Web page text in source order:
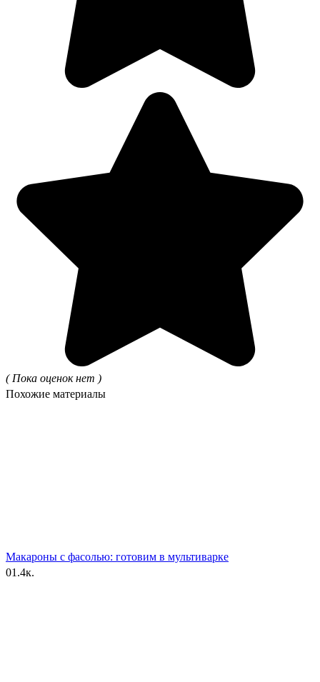
( Пока оценок нет )
Похожие материалы
Макароны с фасолью: готовим в мультиварке
01.4к.